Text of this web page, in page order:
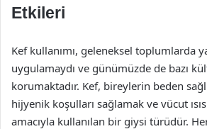
Etkileri
Kef kullanımı, geleneksel toplumlarda
uygulamaydı ve günümüzde de bazı
korumaktadır. Kef, bireylerin beden
hijyenik koşulları sağlamak ve vücut
amacıyla kullanılan bir giysi türüdür.